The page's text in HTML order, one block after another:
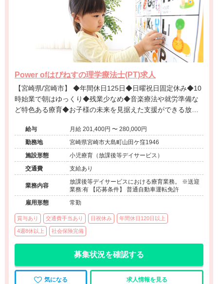
Power ofはぴねすの理学療法士(PT)求人
【宮崎県/宮崎市】 ◆年間休日125日◆日曜祝日固定休み◆10
時始業で朝はゆっくり◆残業少なめ◆音楽療法や就労準備な
ど特色ある療育◆お子様の未来を見据えた支援ができる放課
給与
月給 201,400円 〜 280,000円
勤務地
宮崎県宮崎市大島町山田ケ窪1946
施設形態
小児療育（放課後等デイサービス）
交通費
支給あり
業務内容
放課後等デイサービスにおける療育業務。 ※送迎
業務:有 【応募条件】 普通自動車運転免許
雇用形態
常勤
賞与あり 交通費手当あり 日祝休み 年間休日120日以上
4週8休以上 社会保険完備
募集状況を確認する
気になる 求人情報を見る